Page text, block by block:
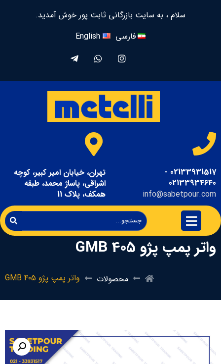
سلام ، به سایت بازرگانی ثابت پور خوش آمدید.
فارسی
English
02133931517 -
02133934640
info@sabetpour.com
تهران، خیابان امیر کبیر، کوچه
اشراقی، پاساژ محمد، طبقه
همکف، پلاک 11
واتر پمپ پژو 405 GMB
محصولات واتر پمپ پژو 405 GMB